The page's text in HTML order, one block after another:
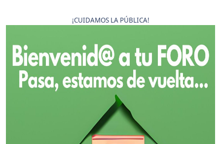
¡CUIDAMOS LA PÚBLICA!